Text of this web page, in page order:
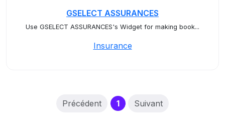
GSELECT ASSURANCES
Use GSELECT ASSURANCES's Widget for making book...
Insurance
Précédent 1(current)
Suivant